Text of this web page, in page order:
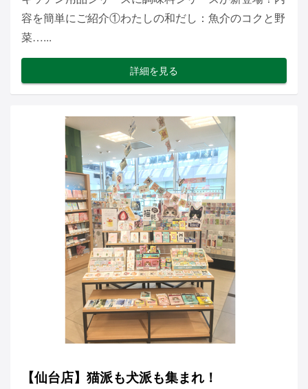
容を簡単にご紹介①わたしの和だし：魚介のコクと野
菜…...
詳細を見る
【仙台店】猫派も犬派も集まれ！